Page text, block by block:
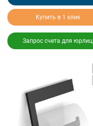
Купить в 1 клик
Запрос счета для юрлиц